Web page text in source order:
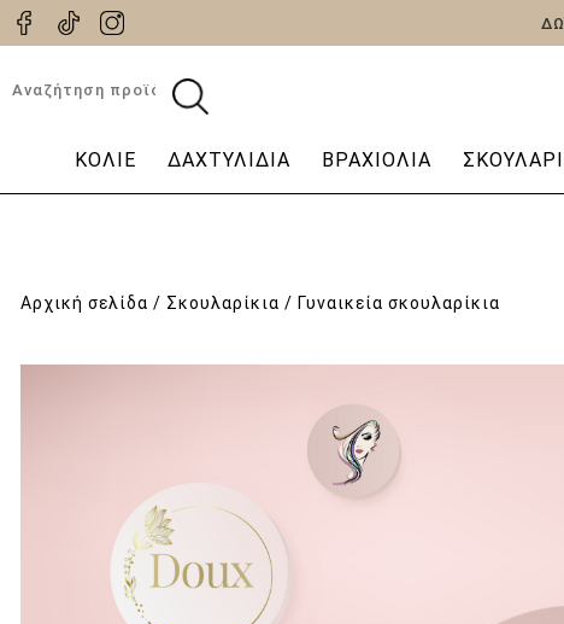
Αναζήτηση
ΚΟΛΙΈ ΔΑΧΤΥΛΊΔΙΑ ΒΡΑΧΙΌΛΙΑ
Αρχική σελίδα / Σκουλαρίκια / Γυναικεία σκουλαρίκια